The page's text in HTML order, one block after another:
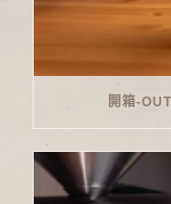
開箱-